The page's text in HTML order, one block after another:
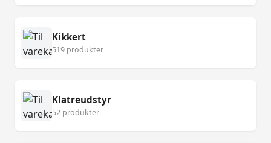
Kikkert
519 produkter
Klatreudstyr
52 produkter